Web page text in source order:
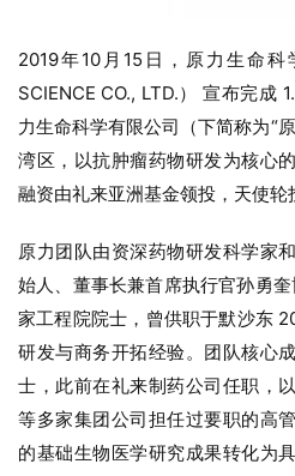
2019年10月15日，原力生命科
SCIENCE CO., LTD.） 宣布完成
力生命科学有限公司（下简称为“
湾区，以抗肿瘤药物研发为核心
融资由礼来亚洲基金领投，天使轮
原力团队由资深药物研发科学家
始人、董事长兼首席执行官孙勇
家工程院院士，曾供职于默沙东
研发与商务开拓经验。团队核心
士，此前在礼来制药公司任职，
等多家集团公司担任过要职的高
的基础生物医学研究成果转化为